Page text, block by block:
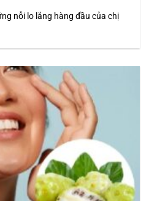
nỗi lo lắng hàng đầu của chị